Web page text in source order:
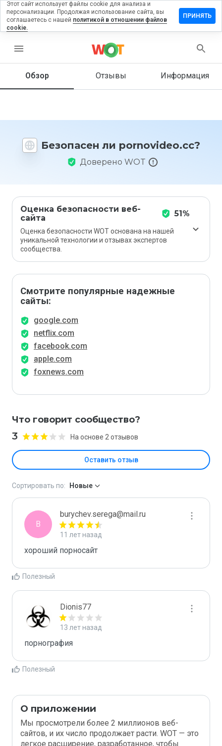
menu
Обзор Отзывы Информация
Безопасен ли pornovideo.cc?
Доверено WOT
Оценка безопасности веб-
сайта
51%
Оценка безопасности WOT основана на нашей
уникальной технологии и отзывах экспертов
сообщества.
Смотрите популярные надежные
сайты:
google.com
netflix.com
facebook.com
apple.com
foxnews.com
Что говорит сообщество?
3 На основе 2 отзывов
Оставить отзыв
на
Как бы
этот
1 до 5?
Сортировать по: Новые
B
burychev.serega@mail.ru
11 лет назад
хороший порносайт
Полезный
Dionis77
13 лет назад
порнография
Полезный
О приложении
Мы просмотрели более 2 миллионов веб-
сайтов, и их число продолжает расти. WOT — это
легкое расширение, разработанное, чтобы
Этот сайт использует файлы cookie для анализа и
персонализации. Продолжая использование сайта, вы
соглашаетесь с нашей политикой в отношении файлов
cookie.
ПРИНЯТЬ